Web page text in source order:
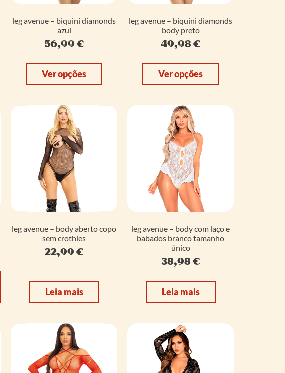
leg avenue – biquini diamonds
azul
56,99€
Ver opções
leg avenue – biquíni diamonds
body preto
49,98€
Ver opções
leg avenue – body aberto copo
sem crothles
22,99€
Leia mais
leg avenue – body com laço e
babados branco tamanho
único
38,98€
Leia mais